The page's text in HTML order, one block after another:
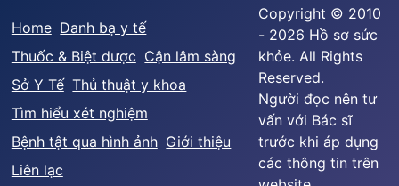
Home Danh bạ y tế
Thuốc & Biệt dược Cận lâm sàng
Sở Y Tế Thủ thuật y khoa
Tìm hiểu xét nghiệm
Bệnh tật qua hình ảnh Giới thiệu
Liên lạc
Copyright © 2010
- 2026 Hồ sơ sức
khỏe. All Rights
Reserved.
Người đọc nên tư
vấn với Bác sĩ
trước khi áp dụng
các thông tin trên